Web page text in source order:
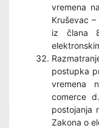
vremena
Kruševac
iz člana
postupka
vremena
comerce
postojanja
Zakona o